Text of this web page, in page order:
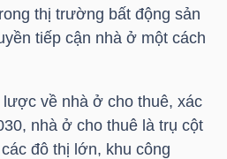
thị trường bất động sản
tiếp cận nhà ở một cách
về nhà ở cho thuê, xác
nhà ở cho thuê là trụ cột
đô thị lớn, khu công